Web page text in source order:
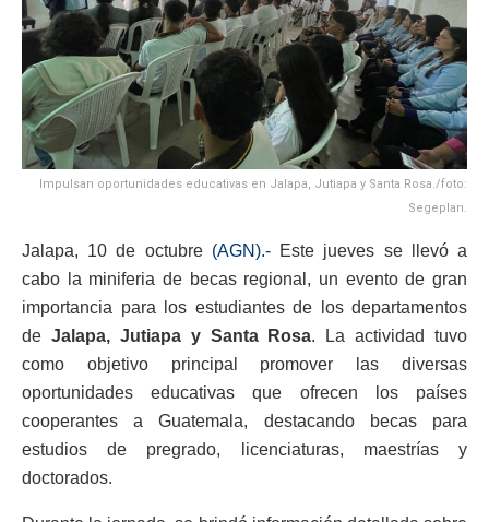
Impulsan oportunidades educativas en Jalapa, Jutiapa y Santa Rosa./foto:
Segeplan.
Jalapa, 10 de octubre(AGN).-Este jueves se llevó a
cabo la miniferia de becas regional, un evento de gran
importancia para los estudiantes de los departamentos
de Jalapa, Jutiapa y Santa Rosa. La actividad tuvo
como objetivo principal promover las diversas
oportunidades educativas que ofrecen los países
cooperantes a Guatemala, destacando becas para
estudios de pregrado, licenciaturas, maestrías y
doctorados.